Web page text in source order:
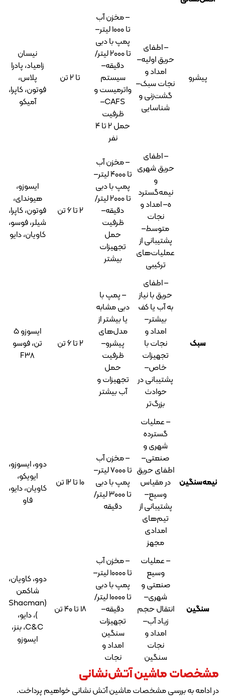
سبک–
پمپ با دبی
تا ۲۰۰۰ لیتر/
دقیقه–
سیستم
واترمیست و
CAFS–
ظرفیت
نیسان
زامیاد، پادرا
پلاس،
فوتون، کاپرا،
– مخزن آب
تا ۴۰۰۰ لیتر–
پمپ با دبی
تا ۲۰۰۰ لیتر/
دقیقه–
ظرفیت
حمل
تجهیزات
بیشتر
۲ تا 6 تن
ایسوزو،
هیوندای،
فوتون، کاپرا،
شیلر، فوسو،
با
– پمپ با
دبی مشابه
یا بیشتر از
مدل‌های
پیشرو–
ظرفیت
حمل
تجهیزات و
آب بیشتر
تن، فوسو
مقیاس
– مخزن آب
تا ۷۰۰۰ لیتر–
پمپ با دبی
تا ۳۰۰۰ لیتر/
دقیقه
۱۰ تا ۱۲ تن
دوو، ایسوزو،
ایویکو،
کاویان، دایو،
حجم
– مخزن آب
تا ۱۰۰۰۰ لیتر–
پمپ با دبی
تا ۱۰۰۰۰ لیتر/
دقیقه–
تجهیزات
سنگین
امداد و
نجات
۱۸ تا ۴۰ تن
دوو، کاویان،
شاکمن
(Shacman
)، دایو،
آتش‌نشانی
مشخصات ماشین آتش نشانی خواهیم پرداخت.